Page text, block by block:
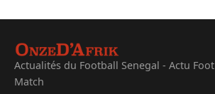
Actualités du Football Senegal - Actu Foot
Match